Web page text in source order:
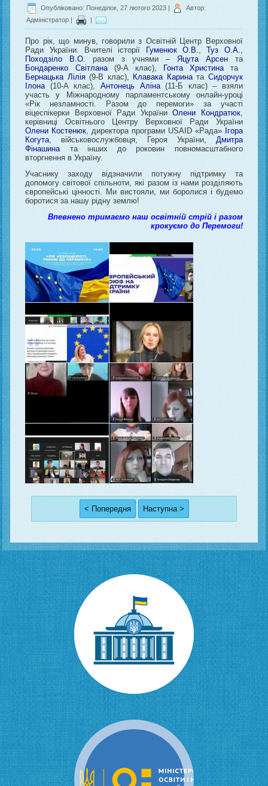
Опубліковано: Понеділок, 27 лютого 2023 |
Автор:
Адміністратор
Про рік, що минув, говорили з Освітній Центр Верховної
Ради України. Вчителі історії
Гуменюк О.В.,Туз О.А.,
Походзіло В.О. разом з учнями – Яцута Арсента
Бондаренко Світлана(9-А клас), Гонта Христината
Бернацька Лілія(9-В клас), Клавака Карината Сидорчук
Ілона(10-А клас), Антонець Аліна(11-Б клас) – взяли
участь у Міжнародному парламентському онлайн-уроці
«Рік незламності. Разом до перемоги» за участі
віцеспікерки Верховної Ради УкраїниОлени Кондратюк,
керівниці Освітнього Центру Верховної Ради України
Олени Костенюк, директора програми USAID «Рада» Ігора
Когута, військовослужбовця, Героя України, Дмитра
Фінашината інших до роковин повномасштабного
вторгнення в Україну.
Учаснику заходу відзначили потужну підтримку та
допомогу світової спільноти, які разом із нами розділяють
європейські цінності. Ми вистояли, ми боролися і будемо
боротися за нашу рідну землю!
Впевнено тримаємо наш освітній стрій і разом
крокуємо до Перемоги!
< Попередня Наступна >